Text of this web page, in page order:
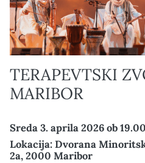
TERAPEVTSKI
MARIBOR
Sreda 3. aprila 2026 ob
Lokacija: Dvorana
2a, 2000 Maribor